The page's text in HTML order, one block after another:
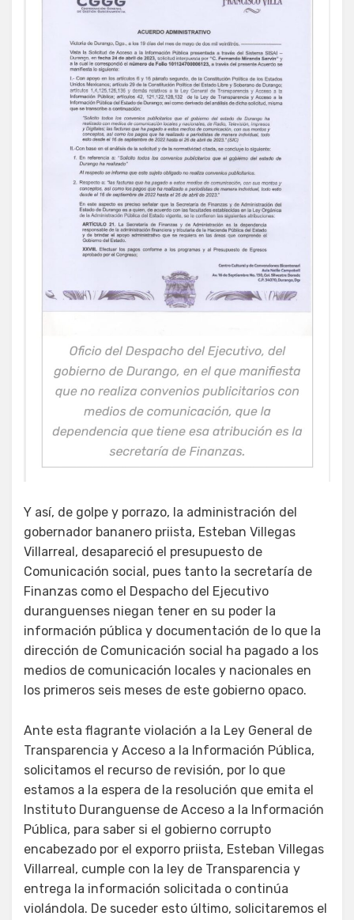
Y así, de golpe y porrazo, la administración del
gobernador bananero priista, Esteban Villegas
Villarreal, desapareció el presupuesto de
Comunicación social, pues tanto la secretaría de
Finanzas como el Despacho del Ejecutivo
duranguenses niegan tener en su poder la
información pública y documentación de lo que la
dirección de Comunicación social ha pagado a los
medios de comunicación locales y nacionales en
los primeros seis meses de este gobierno opaco.
Ante esta flagrante violación a la Ley General de
Transparencia y Acceso a la Información Pública,
solicitamos el recurso de revisión, por lo que
estamos a la espera de la resolución que emita el
Instituto Duranguense de Acceso a la Información
Pública, para saber si el gobierno corrupto
encabezado por el exporro priista, Esteban Villegas
Villarreal, cumple con la ley de Transparencia y
entrega la información solicitada o continúa
violándola. De suceder esto último, solicitaremos el